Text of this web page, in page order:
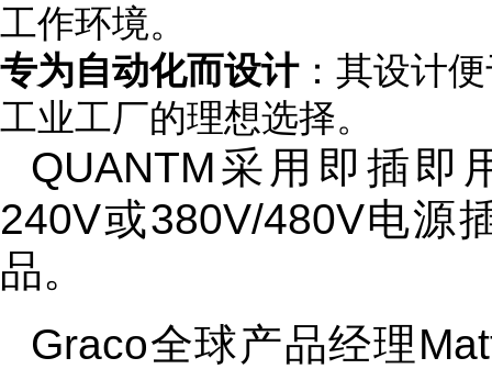
工作环境。
专为自动化而设计：其设计
工业工厂的理想选择。
QUANTM采用即插即
240V或380V/480V电源
品。
Graco全球产品经理